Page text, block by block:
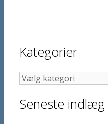
Kategorier
Kategorier
Seneste indlæg